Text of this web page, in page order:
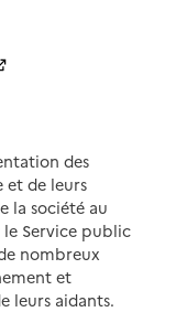
des
et de leurs
la société au
Service public
nombreux
et
leurs aidants.